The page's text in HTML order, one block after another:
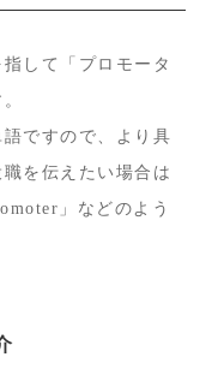
して「プロモータ
ですので、より具
を伝えたい場合は
」などのよう